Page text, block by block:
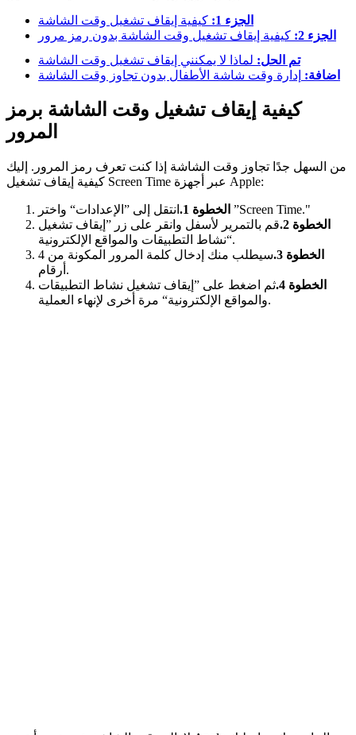
الجزء 1:
كيفية إيقاف تشغيل وقت الشاشة
الجزء 2:
كيفية إيقاف تشغيل وقت الشاشة بدون رمز مرور
تم الحل: لماذا لا يمكنني إيقاف تشغيل وقت الشاشة
اضافة: إدارة وقت شاشة الأطفال بدون تجاوز وقت الشاشة
كيفية إيقاف تشغيل وقت الشاشة برمز
المرور
من السهل جدًا تجاوز وقت الشاشة إذا كنت تعرف رمز المرور. إليك
كيفية إيقاف تشغيل Screen Time عبر أجهزة Apple:
الخطوة 1. انتقل إلى ”الإعدادات“ واختر ”Screen Time."
الخطوة 2.
قم بالتمرير لأسفل وانقر على زر ”إيقاف تشغيل
نشاط التطبيقات والمواقع الإلكترونية“.
الخطوة 3.
سيطلب منك إدخال كلمة المرور المكونة من 4
أرقام.
الخطوة 4.
ثم اضغط على ”إيقاف تشغيل نشاط التطبيقات
والمواقع الإلكترونية“ مرة أخرى لإنهاء العملية.